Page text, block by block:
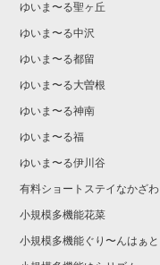
ゆいま〜る聖ヶ丘
ゆいま〜る中沢
ゆいま〜る都留
ゆいま〜る大曽根
ゆいま〜る神南
ゆいま〜る福
ゆいま〜る伊川谷
有料ショートステイなかざわ
小規模多機能花菜
小規模多機能ぐり〜んはぁと